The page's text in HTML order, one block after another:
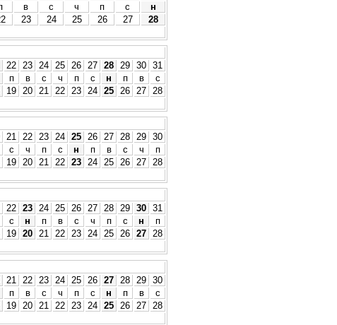
в с ч п с
н
23 24 25 26 27
28
22 23 24 25 26 27 28 29 30 31
п в с ч п с н п в
с
19 20 21 22 23 24 25 26 27 28
21 22 23 24 25 26 27 28 29 30
с ч п с н п в с ч
п
19 20 21 22 23 24 25 26 27 28
22 23 24 25 26 27 28 29 30 31
с н п в с ч п с н
п
19 20 21 22 23 24 25 26 27 28
21 22 23 24 25 26 27 28 29 30
п в с ч п с н п в
с
19 20 21 22 23 24 25 26 27
28